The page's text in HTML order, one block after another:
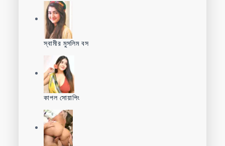
স্বামীর মুসলিম বস
কাপল সোয়াপিং